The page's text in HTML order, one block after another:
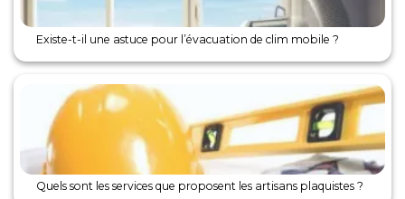
Existe-t-il une astuce pour l’évacuation de clim mobile ?
Quels sont les services que proposent les artisans plaquistes ?